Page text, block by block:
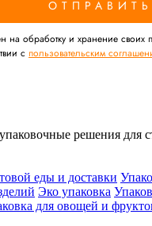
на обработку и хранение
с пользовательским
решения для
еды и доставки
Эко упаковка
для овощей и